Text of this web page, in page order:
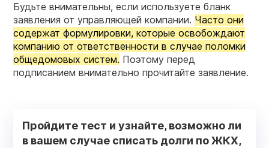
Будьте внимательны, если используете бланк
заявления от управляющей компании. Часто они
содержат формулировки, которые освобождают
компанию от ответственности в случае поломки
общедомовых систем. Поэтому перед
подписанием внимательно прочитайте заявление.
Пройдите тест и узнайте, возможно ли
в вашем случае списать долги по ЖКХ,